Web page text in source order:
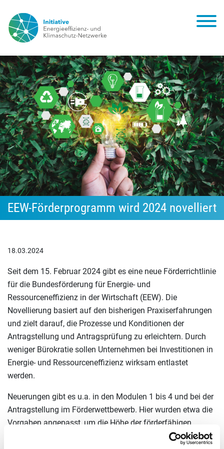
EEW-Förderprogramm wird 2024 novelliert
18.03.2024
Seit dem 15. Februar 2024 gibt es eine neue Förderrichtlinie
für die Bundesförderung für Energie- und
Ressourceneffizienz in der Wirtschaft (EEW). Die
Novellierung basiert auf den bisherigen Praxiserfahrungen
und zielt darauf, die Prozesse und Konditionen der
Antragstellung und Antragsprüfung zu erleichtern. Durch
weniger Bürokratie sollen Unternehmen bei Investitionen in
Energie- und Ressourceneffizienz wirksam entlastet
werden.
Neuerungen gibt es u.a. in den Modulen 1 bis 4 und bei der
Antragstellung im Förderwettbewerb. Hier wurden etwa die
Vorgaben angepasst, um die Höhe der förderfähigen
Kosten zu ermitteln. Der Förderwettbewerb richtet sich